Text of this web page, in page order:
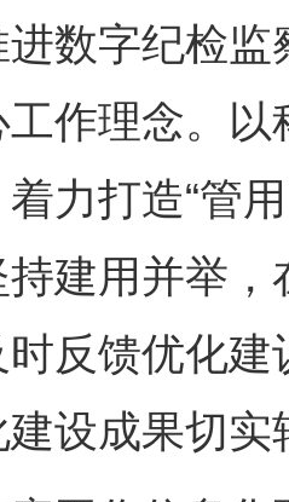
字纪检监
作理念。
力打造“管
持建用并举
反馈优化
建设成果切
有效落实 一纸欠